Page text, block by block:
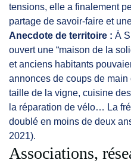
tensions, elle a finalement
partage de savoir-faire et
Anecdote de territoire : À
ouvert une “maison de la
et anciens habitants
annonces de coups de
taille de la vigne, cuisine
la réparation de vélo… La
doublé en moins de deux
2021).
Associations,